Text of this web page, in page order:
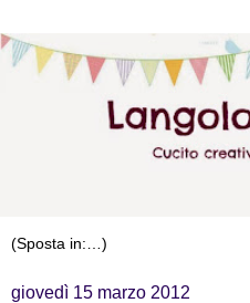
giovedì 15 marzo 2012